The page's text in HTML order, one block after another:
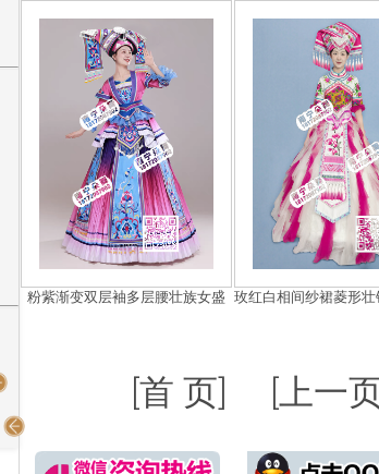
粉紫渐变双层袖多层腰壮族女盛 玫红白相间纱裙菱形
[首 页] [上一